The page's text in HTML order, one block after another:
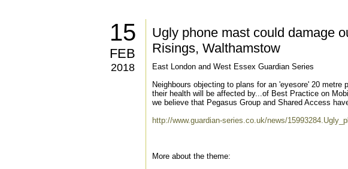
15
FEB
2018
Ugly phone mast could damage
Risings, Walthamstow
East London and West Essex Guardian Series
Neighbours objecting to plans for an 'eyesore' 20
their health will be affected by...of Best Practice on
we believe that Pegasus Group and Shared Access
http://www.guardian-series.co.uk/news/
More about the theme: